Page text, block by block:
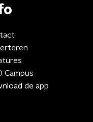
Campus
de app